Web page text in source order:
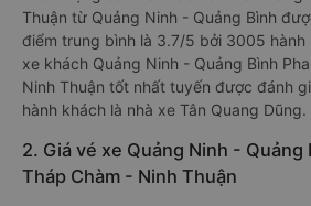
Thuận từ Quảng Ninh - Quảng Bình
điểm trung bình là 3.7/5 bởi 3005 hành
xe khách Quảng Ninh - Quảng Bình
Ninh Thuận tốt nhất tuyến được đánh
hành khách là nhà xe Tân Quang Dũng.
2. Giá vé xe Quảng Ninh - Quảng
Tháp Chàm - Ninh Thuận